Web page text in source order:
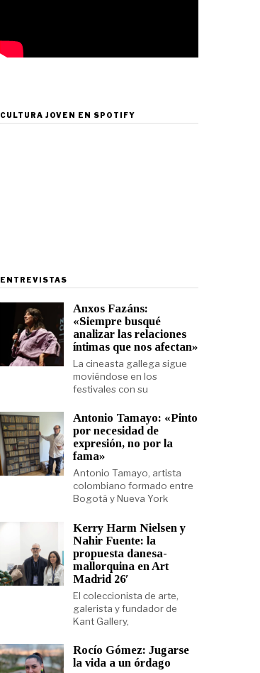
CULTURA JOVEN EN SPOTIFY
ENTREVISTAS
Anxos Fazáns:
«Siempre busqué
analizar las relaciones
íntimas que nos afectan»
La cineasta gallega sigue
moviéndose en los
festivales con su
Antonio Tamayo: «Pinto
por necesidad de
expresión, no por la
fama»
Antonio Tamayo, artista
colombiano formado entre
Bogotá y Nueva York
Kerry Harm Nielsen y
Nahir Fuente: la
propuesta danesa-
mallorquina en Art
Madrid 26′
El coleccionista de arte,
galerista y fundador de
Kant Gallery,
Rocío Gómez: Jugarse
la vida a un órdago